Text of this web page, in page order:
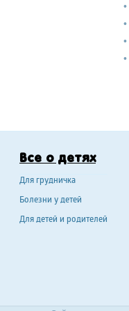
•
•
•
•
Все о детях
Для грудничка
Болезни у детей
Для детей и родителей